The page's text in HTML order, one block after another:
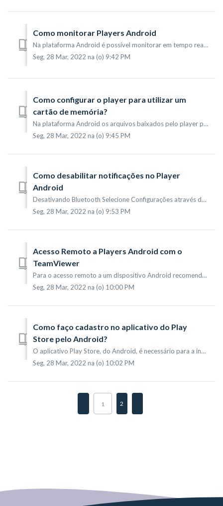
Como monitorar Players Android
Na plataforma Android é possível monitorar em tempo real o que está sendo exibido pelos players. Esta funcionalidade está disponível na tela de listagem do...
Seg, 28 Mar, 2022 na (o) 9:42 PM
Como configurar o player para utilizar um
cartão de memória?
Na plataforma Android os arquivos baixados pelo player podem ser armazenados na memória interna do equipamento ou em um cartão de memória. Essa funcionalid...
Seg, 28 Mar, 2022 na (o) 9:45 PM
Como desabilitar notificações no Player
Android
Desativando Bluetooth Selecione Configurações através do ícone , em Bluetooth desmarque esta opção. Desabilitando Notificações Será necessário instalar...
Seg, 28 Mar, 2022 na (o) 9:53 PM
Acesso Remoto a Players Android com o
TeamViewer
Para o acesso remoto a um dispositivo Android recomendamos a utilização do software TeamViewer Host. Pré-requisitos Dispositivo Android configurado com ...
Seg, 28 Mar, 2022 na (o) 10:00 PM
Como faço cadastro no aplicativo do Play
Store pelo Android?
O aplicativo Play Store, do Android, é necessário para a instalação do 4YouSee Player e de outros aplicativos, como o Proxy Droid, necessário para configura...
Seg, 28 Mar, 2022 na (o) 10:02 PM
1 2